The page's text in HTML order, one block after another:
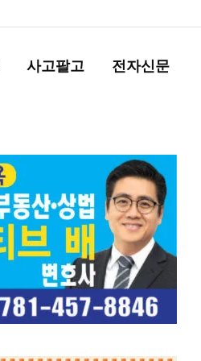
사고팔고 전자신문